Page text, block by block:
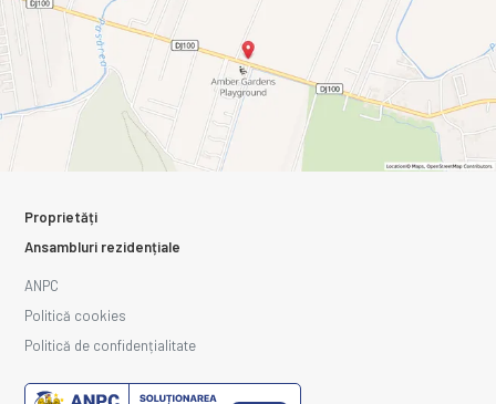
Proprietăți
Ansambluri rezidențiale
ANPC
Politică cookies
Politică de confidențialitate